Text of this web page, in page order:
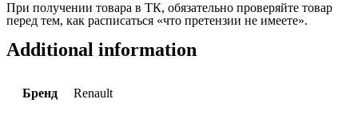
При получении товара в ТК, обязательно проверяйте товар
перед тем, как расписаться «что претензии не имеете».
Additional information
Бренд Renault